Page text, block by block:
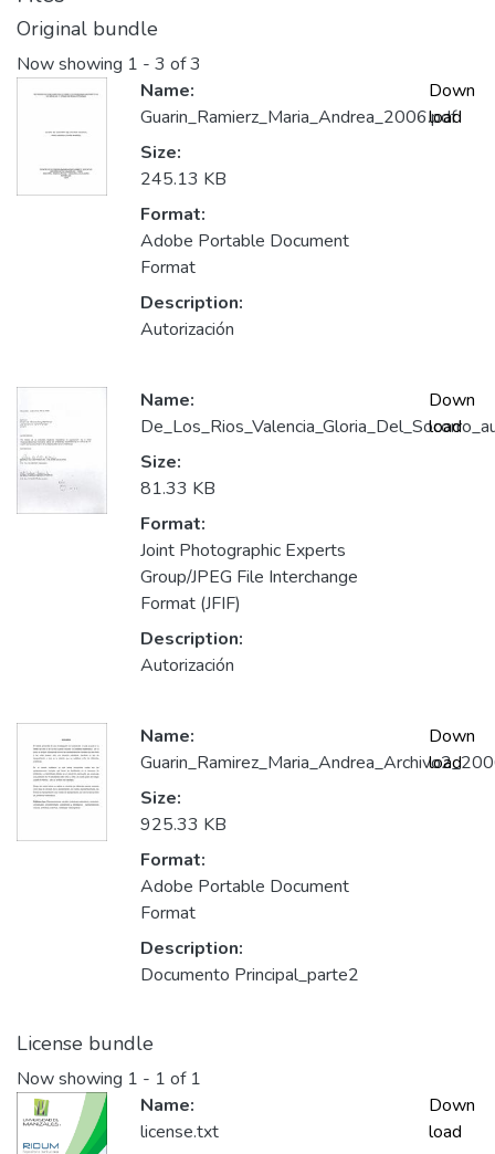
Original bundle
Now showing 1 - 3 of 3
Name:
Guarin_Ramierz_Maria_Andrea_2006.pdf
Size:
245.13 KB
Format:
Adobe Portable Document
Format
Description:
Autorización
Down
load
Name:
Size:
81.33 KB
Format:
Joint Photographic Experts
Group/JPEG File Interchange
Format (JFIF)
Description:
Autorización
Down
load
Name:
Size:
925.33 KB
Format:
Adobe Portable Document
Format
Description:
Documento Principal_parte2
Down
load
License bundle
Now showing 1 - 1 of 1
Name:
license.txt
Down
load